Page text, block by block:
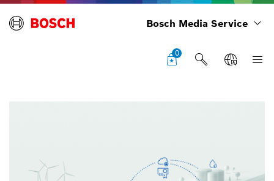
Bosch Media Service
0